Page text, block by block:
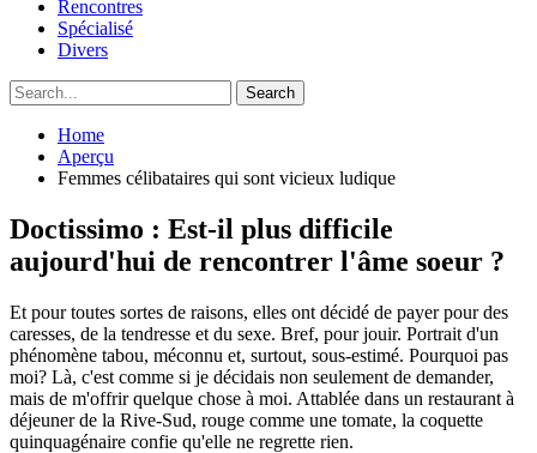
Rencontres
Spécialisé
Divers
Home
Aperçu
Femmes célibataires qui sont vicieux ludique
Doctissimo : Est-il plus difficile
aujourd'hui de rencontrer l'âme soeur ?
Et pour toutes sortes de raisons, elles ont décidé de payer pour des
caresses, de la tendresse et du sexe. Bref, pour jouir. Portrait d'un
phénomène tabou, méconnu et, surtout, sous-estimé. Pourquoi pas
moi? Là, c'est comme si je décidais non seulement de demander,
mais de m'offrir quelque chose à moi. Attablée dans un restaurant à
déjeuner de la Rive-Sud, rouge comme une tomate, la coquette
quinquagénaire confie qu'elle ne regrette rien.